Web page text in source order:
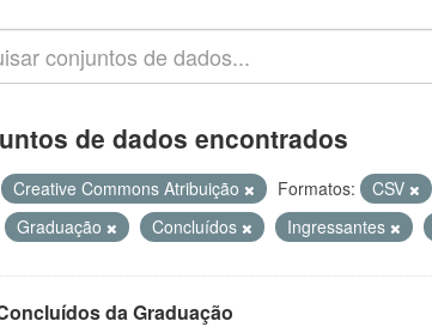
de dados encontrados
Creative Commons Atribuição Formatos:
CSV
Graduação Concluídos Ingressantes
da Graduação